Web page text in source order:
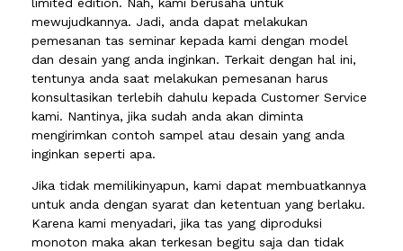
limited edition. Nah, kami berusaha untuk
mewujudkannya. Jadi, anda dapat melakukan
pemesanan tas seminar kepada kami dengan model
dan desain yang anda inginkan. Terkait dengan hal ini,
tentunya anda saat melakukan pemesanan harus
konsultasikan terlebih dahulu kepada Customer Service
kami. Nantinya, jika sudah anda akan diminta
mengirimkan contoh sampel atau desain yang anda
inginkan seperti apa.
Jika tidak memilikinyapun, kami dapat membuatkannya
untuk anda dengan syarat dan ketentuan yang berlaku.
Karena kami menyadari, jika tas yang diproduksi
monoton maka akan terkesan begitu saja dan tidak